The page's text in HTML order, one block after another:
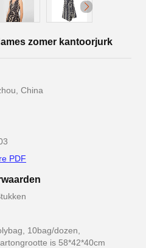
zomer kantoorjurk
China
PDF
10bag/dozen,
is 58*42*40cm